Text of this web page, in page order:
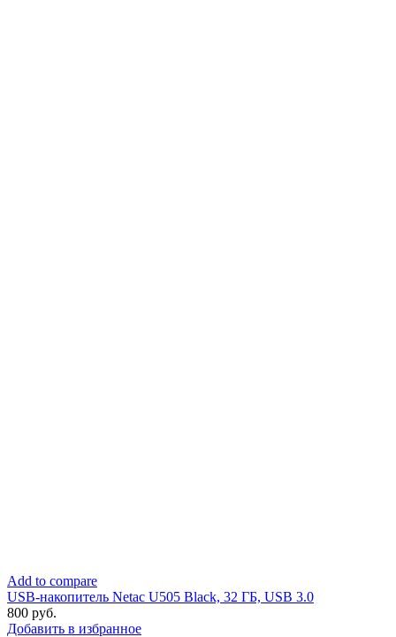
Add to compare
USB-накопитель Netac U505 Black, 32 ГБ, USB 3.0
800 руб.
Добавить в избранное